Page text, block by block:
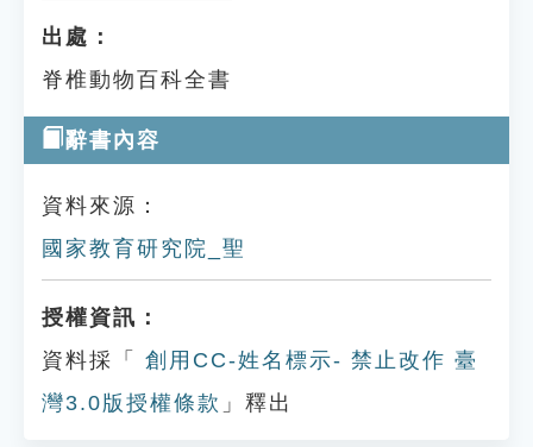
出處：
脊椎動物百科全書
辭書內容
資料來源：
國家教育研究院_聖
授權資訊：
資料採「
創用CC-姓名標示- 禁止改作 臺
灣3.0版授權條款 」釋出